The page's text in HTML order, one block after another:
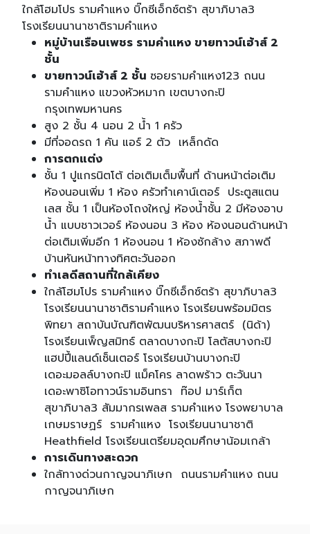
ใกล้โฮมโปร รามคำแหง บิ๊กซีเอ็กซ์ตร้า สุขาภิบาล3
โรงเรียนนานาชาติรามคำแหง
หมู่บ้านเรือนเพชร รามคำแหง ขายทาวน์เฮ้าส์ 2
ชั้น
ขายทาวน์เฮ้าส์ 2 ชั้น ซอยรามคำแหง123 ถนน
รามคำแหง แขวงหัวหมาก เขตบางกะปิ
กรุงเทพมหานคร
สูง 2 ชั้น 4 นอน 2 น้ำ 1 ครัว
มีที่จอดรถ 1 คัน แอร์ 2 ตัว เหล็กดัด
การตกแต่ง
ชั้น 1 ปูแกรนิตโต้ ต่อเติมเต็มพื้นที่ ด้านหน้าต่อเติม
ห้องนอนเพิ่ม 1 ห้อง ครัวทำเคาน์เตอร์ ประตูสแตน
เลส ชั้น 1 เป็นห้องโถงใหญ่ ห้องน้ำชั้น 2 มีห้องอาบ
น้ำ แบบชาวเวอร์ ห้องนอน 3 ห้อง ห้องนอนด้านหน้า
ต่อเติมเพิ่มอีก 1 ห้องนอน 1 ห้องซักล้าง สภาพดี
บ้านหันหน้าทางทิศตะวันออก
ทำเลดีสถานที่ใกล้เคียง
ใกล้โฮมโปร รามคำแหง บิ๊กซีเอ็กซ์ตร้า สุขาภิบาล3
โรงเรียนนานาชาติรามคำแหง โรงเรียนพร้อมมิตร
พิทยา สถาบันบัณฑิตพัฒนบริหารศาสตร์ (นิด้า)
โรงเรียนเพ็ญสมิทธ์ ตลาดบางกะปิ โลตัสบางกะปิ
แฮปปี้แลนด์เซ็นเตอร์ โรงเรียนบ้านบางกะปิ
เดอะมอลล์บางกะปิ แม็คโคร ลาดพร้าว ตะวันนา
เดอะพาซิโอทาวน์รามอินทรา ท๊อป มาร์เก็ต
สุขาภิบาล3 สัมมากรเพลส รามคำแหง โรงพยาบาล
เกษมราษฏร์ รามคำแหง โรงเรียนนานาชาติ
Heathfield โรงเรียนเตรียมอุดมศึกษาน้อมเกล้า
การเดินทางสะดวก
ใกล้ทางด่วนกาญจนาภิเษก ถนนรามคำแหง ถนน
กาญจนาภิเษก